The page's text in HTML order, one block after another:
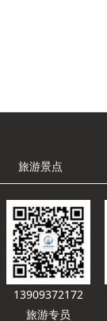
旅游景点
13909372172
旅游专员